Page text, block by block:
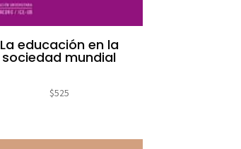
La educación en la
sociedad mundial
$525